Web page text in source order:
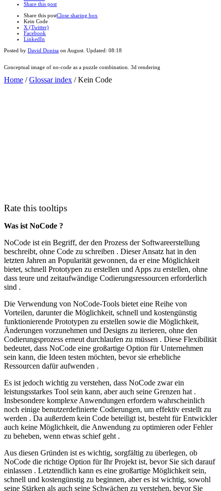
Share this post
Share this postClose sharing box
Kein Code
X (Twitter)
Facebook
LinkedIn
Posted by David Donisa on August . Updated: 08:18
Conceptual image of no-code as a puzzle combination. 3d rendering
Home /Glossar index /Kein Code
Rate this tooltips
Was ist NoCode ?
NoCode ist ein Begriff, der den Prozess der Softwareerstellung
beschreibt, ohne Code zu schreiben . Dieser Ansatz hat in den
letzten Jahren an Popularität gewonnen, da er eine Möglichkeit
bietet, schnell Prototypen zu erstellen und Apps zu erstellen, ohne
dass teure und zeitaufwändige Codierungsressourcen erforderlich
sind .
Die Verwendung von NoCode-Tools bietet eine Reihe von
Vorteilen, darunter die Möglichkeit, schnell und kostengünstig
funktionierende Prototypen zu erstellen sowie die Möglichkeit,
Änderungen vorzunehmen und Designs zu iterieren, ohne den
Codierungsprozess erneut durchlaufen zu müssen . Diese Flexibilität
bedeutet, dass NoCode eine großartige Option für Unternehmen
sein kann, die Ideen testen möchten, bevor sie erhebliche
Ressourcen dafür aufwenden .
Es ist jedoch wichtig zu verstehen, dass NoCode zwar ein
leistungsstarkes Tool sein kann, aber auch seine Grenzen hat .
Insbesondere komplexe Anwendungen erfordern wahrscheinlich
noch einige benutzerdefinierte Codierungen, um effektiv erstellt zu
werden . Da außerdem kein Code beteiligt ist, besteht für Entwickler
auch keine Möglichkeit, die Anwendung zu optimieren oder Fehler
zu beheben, wenn etwas schief geht .
Aus diesen Gründen ist es wichtig, sorgfältig zu überlegen, ob
NoCode die richtige Option für Ihr Projekt ist, bevor Sie sich darauf
einlassen . Letztendlich kann es eine großartige Möglichkeit sein,
schnell und kostengünstig zu beginnen, aber es ist wichtig, sowohl
seine Stärken als auch seine Schwächen zu verstehen, bevor Sie